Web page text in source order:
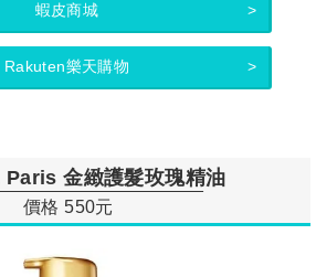
蝦皮商城
Rakuten樂天購物
Paris 金緻護髮玫瑰精油
價格 550元